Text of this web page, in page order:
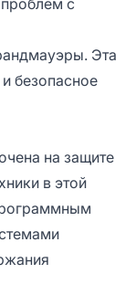
Эта
безопасное
на защите
в этой